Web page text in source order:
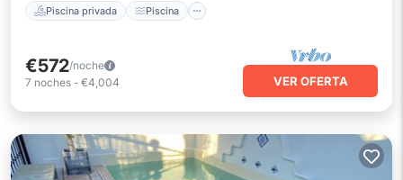
Piscina privada Piscina
€572/noche
7 noches - €4,004 VER OFERTA